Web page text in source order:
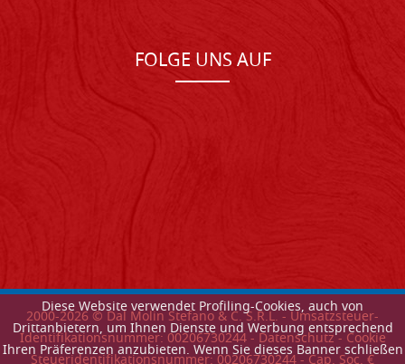
Diese Website verwendet Profiling-Cookies, auch von
Drittanbietern, um Ihnen Dienste und Werbung entsprechend
Ihren Präferenzen anzubieten. Wenn Sie dieses Banner schließen
FOLGE UNS AUF
2000-2026© Dal Molin Stefano & C. S.R.L. - Umsatzsteuer-
Identifikationsnummer: 00206730244 -Datenschutz-Cookie